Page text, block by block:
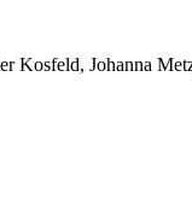
Kosfeld, Johanna